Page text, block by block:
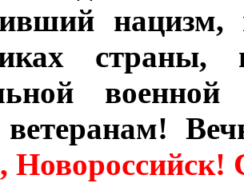
страны,
Новороссийск!